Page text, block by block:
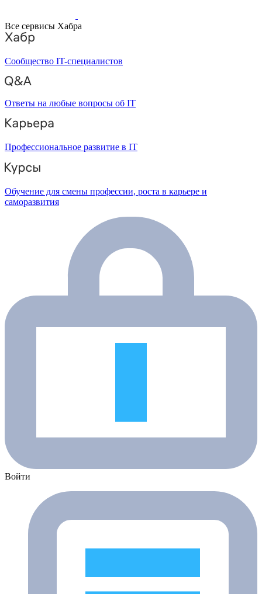
Все сервисы Хабра
Сообщество IT-специалистов
Ответы на любые вопросы об IT
Профессиональное развитие в IT
Обучение для смены профессии, роста в карьере и
саморазвития
Войти